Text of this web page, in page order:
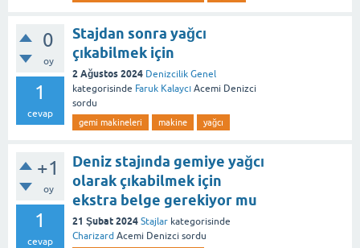
0
oy
1
cevap
Stajdan sonra yağcı
çıkabilmek için
2 Ağustos 2024 Denizcilik Genel
kategorisinde Faruk Kalaycı Acemi Denizci
sordu
gemi makineleri makine yağcı
+1
oy
1
cevap
Deniz stajında gemiye yağcı
olarak çıkabilmek için
ekstra belge gerekiyor mu
21 Şubat 2024 Stajlar kategorisinde
Charizard Acemi Denizci sordu